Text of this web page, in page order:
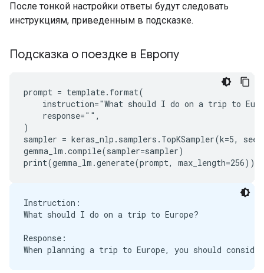
После тонкой настройки ответы будут следовать
инструкциям, приведенным в подсказке.
Подсказка о поездке в Европу
prompt = template.format(
instruction="What should I do on a trip to
    response="",
)
sampler = keras_nlp.samplers.TopKSampler(k=5,
gemma_lm.compile(sampler=sampler)
Instruction:
What should I do on a trip to Europe?
Response: